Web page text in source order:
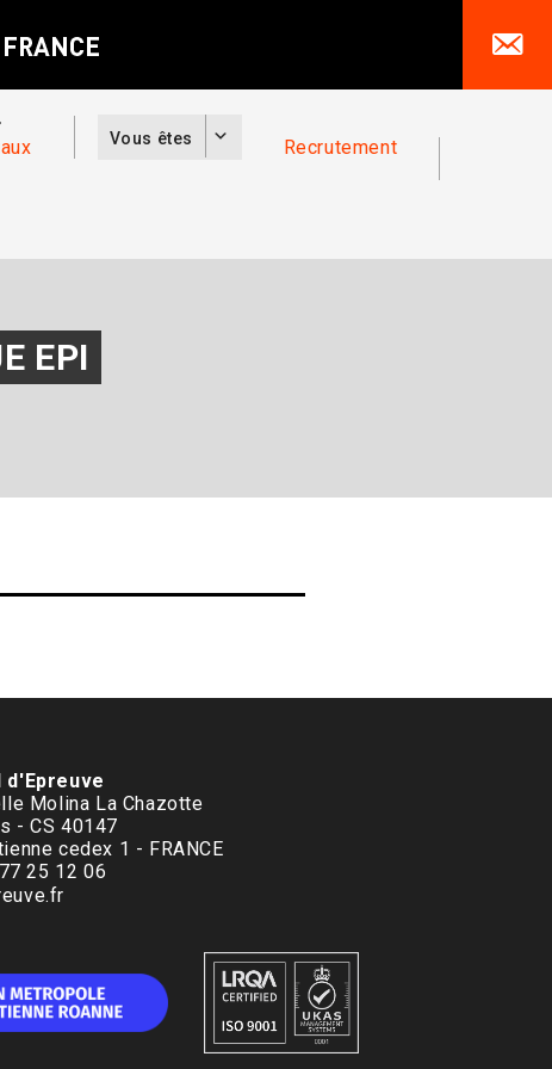
Vous êtes Recrutement
EPI
d'Epreuve
Molina La Chazotte
- CS 40147
cedex 1 - FRANCE
25 12 06